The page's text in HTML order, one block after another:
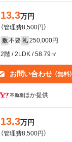
13.3万円
（管理費8,500円）
敷 不要 礼 250,000円
2階 / 2LDK / 58.79㎡
お問い合わせ （無料）
ほか提供
13.3万円
（管理費8,500円）